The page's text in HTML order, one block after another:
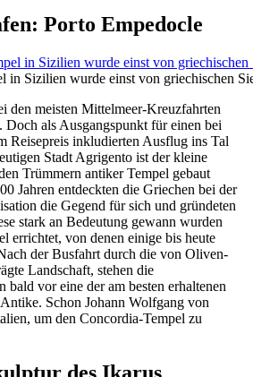
Porto Empedocle
in Sizilien wurde einst von griechischen
den meisten Mittelmeer-Kreuzfahrten
Doch als Ausgangspunkt für einen bei
Reisepreis inkludierten Ausflug ins Tal
Stadt Agrigento ist der kleine
Trümmern antiker Tempel gebaut
Jahren entdeckten die Griechen bei der
die Gegend für sich und gründeten
stark an Bedeutung gewann wurden
errichtet, von denen einige bis heute
der Busfahrt durch die von Oliven-
Landschaft, stehen die
bald vor eine der am besten erhaltenen
Schon Johann Wolfgang von
um den Concordia-Tempel zu